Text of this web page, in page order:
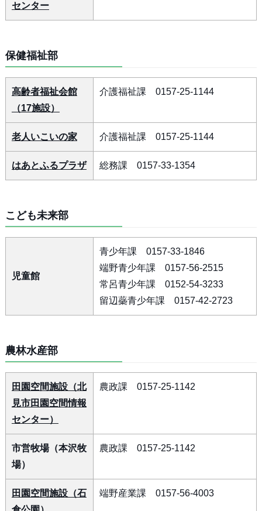
センター
保健福祉部
高齢者福祉会館
（17施設）
介護福祉課 0157-25-1144
老人いこいの家 介護福祉課 0157-25-1144
はあとふるプラザ 総務課 0157-33-1354
こども未来部
児童館
青少年課 0157-33-1846
端野青少年課 0157-56-2515
常呂青少年課 0152-54-3233
留辺蘂青少年課 0157-42-2723
農林水産部
田園空間施設（北
見市田園空間情報
センター）
農政課 0157-25-1142
市営牧場（本沢牧
場）
農政課 0157-25-1142
田園空間施設（石
端野産業課 0157-56-4003